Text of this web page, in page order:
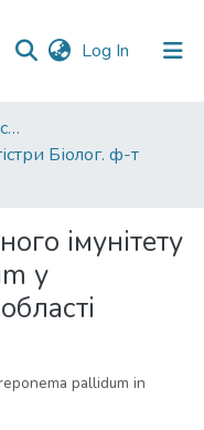
Log In (current)
01. Кваліфікаційні випускні роботи здобувачів вищої освіти
Біолог. ф-т
імунітету
у
pallidum in